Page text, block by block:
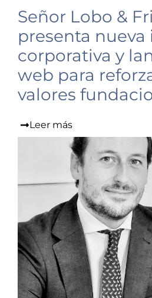
Señor Lobo &
presenta
corporativa y
web para
valores
Leer más